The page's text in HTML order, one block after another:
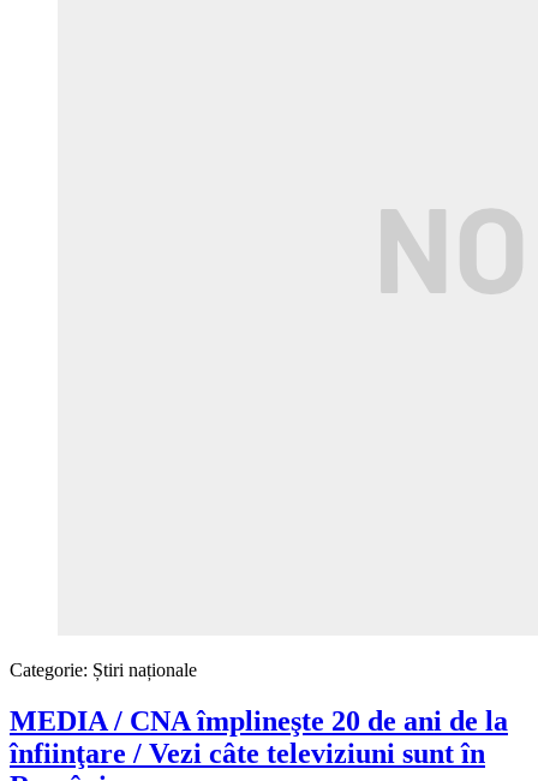
Categorie: Știri naționale
MEDIA / CNA împlineşte 20 de ani de la
înfiinţare / Vezi câte televiziuni sunt în